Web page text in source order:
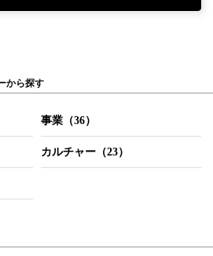
から探す
事業（36）
カルチャー（23）